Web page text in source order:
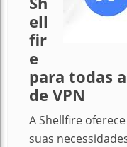
ell
fir
e
para todas
de VPN
A Shellfire
suas